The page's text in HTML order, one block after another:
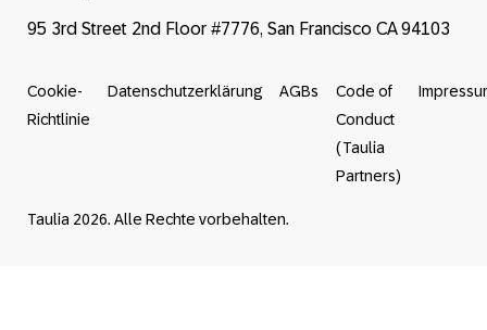
95 3rd Street 2nd Floor #7776, San Francisco CA 94103
Cookie-
Richtlinie
Datenschutzerklärung AGBs
Code of
Conduct
(Taulia
Partners)
Taulia 2026. Alle Rechte vorbehalten.